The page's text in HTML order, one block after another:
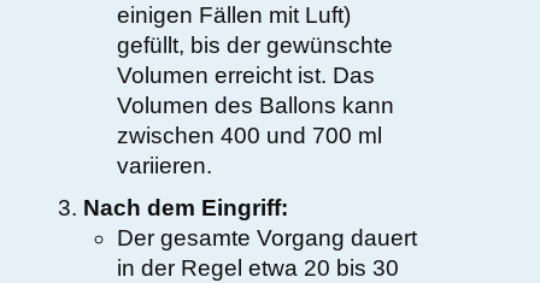
einigen Fällen mit Luft)
gefüllt, bis der gewünschte
Volumen erreicht ist. Das
Volumen des Ballons kann
zwischen 400 und 700 ml
variieren.
Nach dem Eingriff:
Der gesamte Vorgang dauert
in der Regel etwa 20 bis 30